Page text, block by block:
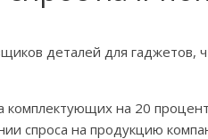
деталей для гаджетов,
комплектующих на 20
спроса на продукцию